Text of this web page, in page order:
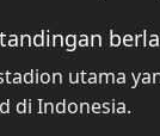
utama
di Indonesia.